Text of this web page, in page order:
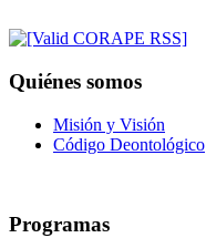
Quiénes somos
Misión y Visión
Código Deontológico
Programas